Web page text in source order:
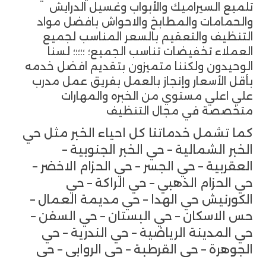
تلميع السيراميك والأبواب وغسيل الدرايش
والحمامات والمطابخ والاحواش بافضل مواد
التنظيف والتعقيم بالسعر المناسب لجميع
العملاء تخفيضات تناسب الجميع؛ ؛؛؛؛؛ لسنا
الوحيدون ولكننا متميزون بتقديم افضل خدمه
بأقل الأسعار وإنجاز بالعمل بفريق عمل مدرب
علي اعلي مستوي من الخبره والمهارات
متخصصة في مجال التنظيف
كما تشمل خدماتنا كل احياء الخبر مثل حي
الخبر الشمالية – حي الخبر الجنوبية –
العقربية – حي الجسر – حي الحزام الاخضر –
حي الحزام الذهبي – حي الراكة – حي
الكورنيش حي الهدا – حي مديمة العمال –
حس الاسكان – حي البستان – حي السفن –
حي المدينة الرياضية – حي الندرية – حي
الجوهرة – حي القرطبة – حي الروابي – حي